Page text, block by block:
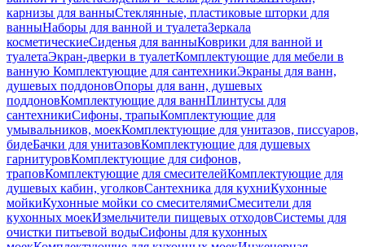
карнизы для ванныСтеклянные, пластиковые шторки для
ванныНаборы для ванной и туалетаЗеркала
косметическиеСиденья для ванныКоврики для ванной и
туалетаЭкран-дверки в туалетКомплектующие для мебели в
ванную Комплектующие для сантехникиЭкраны для ванн,
душевых поддоновОпоры для ванн, душевых
поддоновКомплектующие для ваннПлинтусы для
сантехникиСифоны, трапыКомплектующие для
умывальников, моекКомплектующие для унитазов, писсуаров,
бидеБачки для унитазовКомплектующие для душевых
гарнитуровКомплектующие для сифонов,
траповКомплектующие для смесителейКомплектующие для
душевых кабин, уголковСантехника для кухниКухонные
мойкиКухонные мойки со смесителямиСмесители для
кухонных моекИзмельчители пищевых отходовСистемы для
очистки питьевой водыСифоны для кухонных